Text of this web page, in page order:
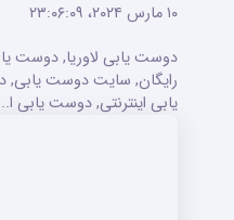
۱۰ مارس ۲۰۲۴،‏ ۲۳:۰۶:۰۹
دوست یابی لاوریا, دوست
رایگان, سایت دوست
یابی اینترنتی, دوست یابی